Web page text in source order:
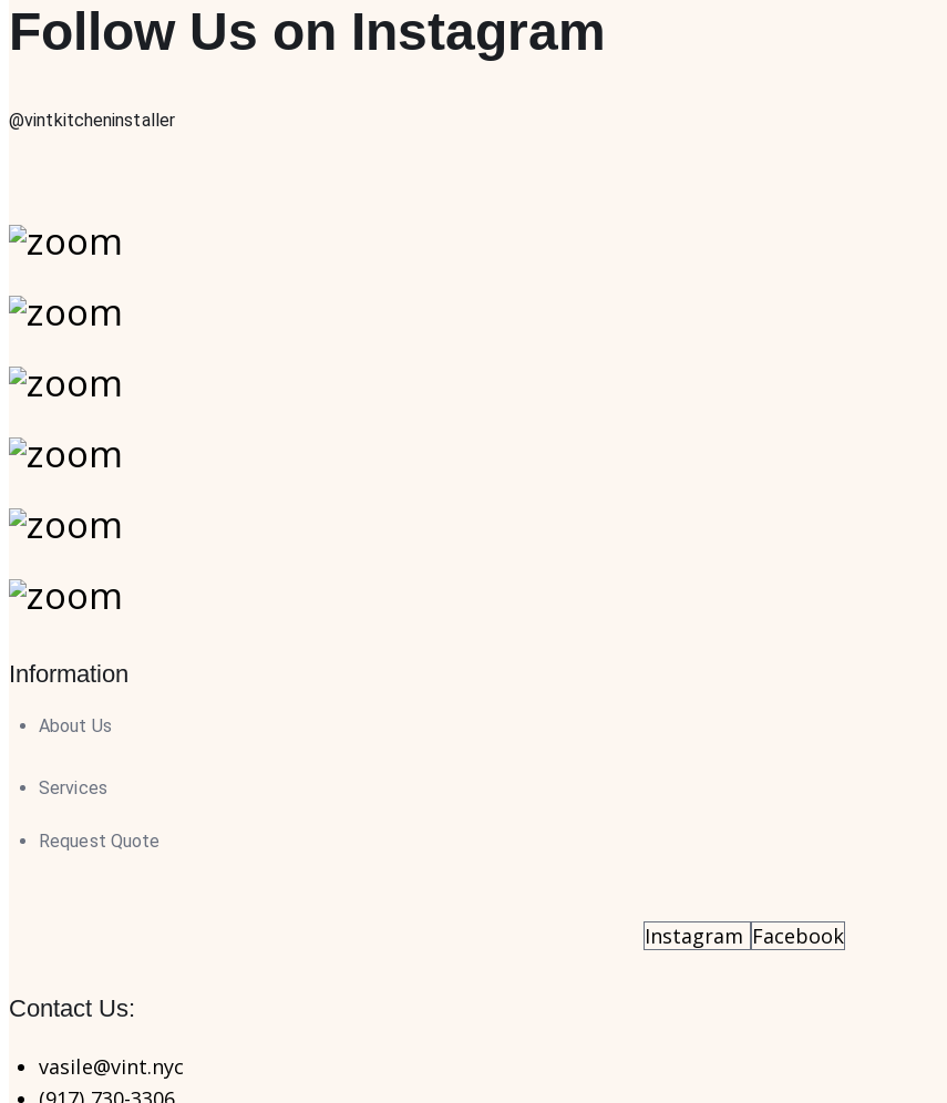
Follow Us on Instagram
@vintkitcheninstaller
Information
About Us
Services
Request Quote
Instagram Facebook
Contact Us:
vasile@vint.nyc